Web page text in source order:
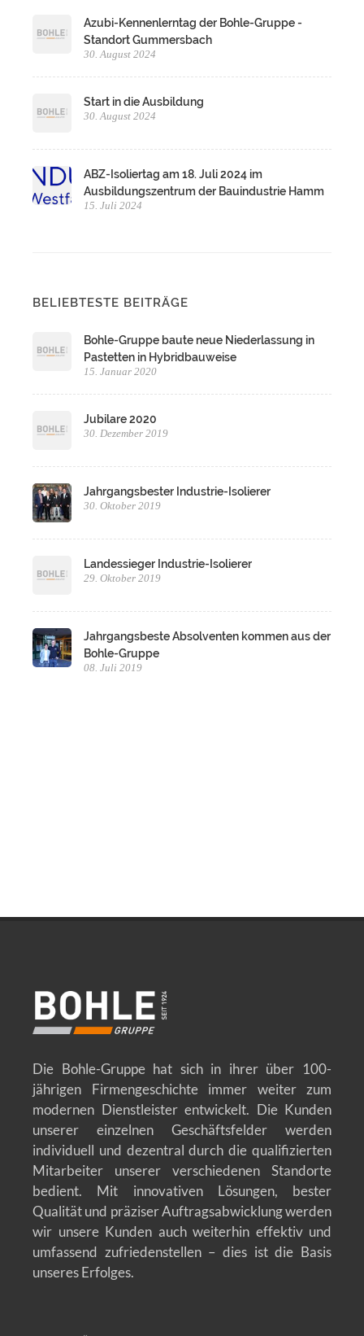
Azubi-Kennenlerntag der Bohle-Gruppe -
Standort Gummersbach
30. August 2024
Start in die Ausbildung
30. August 2024
ABZ-Isoliertag am 18. Juli 2024 im
Ausbildungszentrum der Bauindustrie Hamm
15. Juli 2024
BELIEBTESTE BEITRÄGE
Bohle-Gruppe baute neue Niederlassung in
Pastetten in Hybridbauweise
15. Januar 2020
Jubilare 2020
30. Dezember 2019
Jahrgangsbester Industrie-Isolierer
30. Oktober 2019
Landessieger Industrie-Isolierer
29. Oktober 2019
Jahrgangsbeste Absolventen kommen aus der
Bohle-Gruppe
08. Juli 2019
Die Bohle-Gruppe hat sich in ihrer über 100-
jährigen Firmengeschichte immer weiter zum
modernen Dienstleister entwickelt. Die Kunden
unserer einzelnen Geschäftsfelder werden
individuell und dezentral durch die qualifizierten
Mitarbeiter unserer verschiedenen Standorte
bedient. Mit innovativen Lösungen, bester
Qualität und präziser Auftragsabwicklung werden
wir unsere Kunden auch weiterhin effektiv und
umfassend zufriedenstellen – dies ist die Basis
unseres Erfolges.